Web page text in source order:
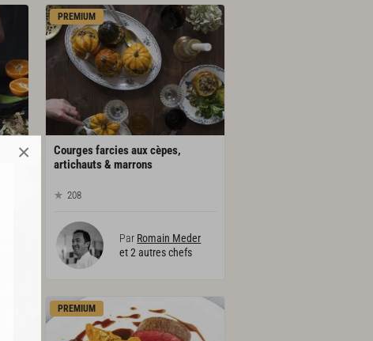
×
PREMIUM
Courges farcies aux cèpes,
artichauts & marrons
208
Par Romain Meder
et 2 autres chefs
PREMIUM